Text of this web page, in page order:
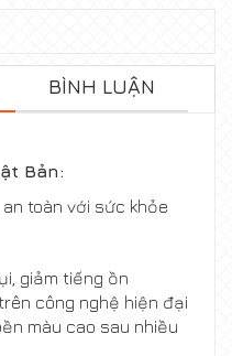
BÌNH LUẬN
Bản:
toàn với sức khỏe
giảm tiếng ồn
công nghệ hiện đại
màu cao sau nhiều